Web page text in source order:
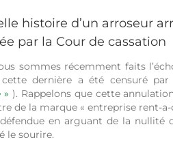
histoire d’un arroseur
par la Cour de cassation
sommes récemment faits
cette dernière a été censuré
» ). Rappelons que cette
de la marque « entreprise rent-
défendue en arguant de la nullité
le sourire.